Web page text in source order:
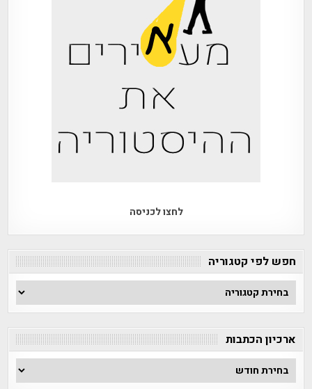
לחצו לכניסה
חפש לפי קטגוריה
חפש
לפי
ארכיון הכתבות
ארכיון
הכתבות